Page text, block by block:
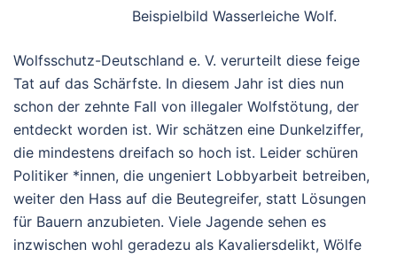
Beispielbild Wasserleiche Wolf.
Wolfsschutz-Deutschland e. V. verurteilt diese feige
Tat auf das Schärfste. In diesem Jahr ist dies nun
schon der zehnte Fall von illegaler Wolfstötung, der
entdeckt worden ist. Wir schätzen eine Dunkelziffer,
die mindestens dreifach so hoch ist. Leider schüren
Politiker *innen, die ungeniert Lobbyarbeit betreiben,
weiter den Hass auf die Beutegreifer, statt Lösungen
für Bauern anzubieten. Viele Jagende sehen es
inzwischen wohl geradezu als Kavaliersdelikt, Wölfe